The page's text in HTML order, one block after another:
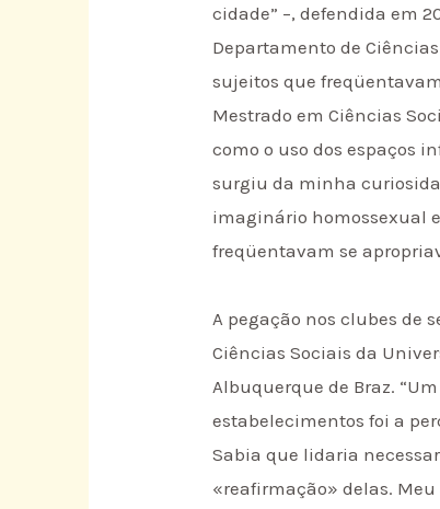
cidade” –, defendida em
Departamento de
sujeitos que
Mestrado em Ciências
como o uso dos espaços
surgiu da minha
imaginário homossexual
freqüentavam se
A pegação nos clubes de
Ciências Sociais da
Albuquerque de Braz.
estabelecimentos foi a
Sabia que lidaria
«reafirmação» delas.